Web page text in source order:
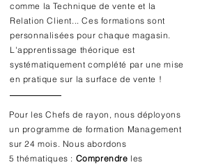
comme la Technique de vente et la
Relation Client... Ces formations sont
personnalisées pour chaque magasin.
L'apprentissage théorique est
systématiquement complété par une mise
en pratique sur la surface de vente !
Pour les Chefs de rayon, nous déployons
un programme de formation Management
sur 24 mois. Nous abordons
5 thématiques : Comprendre les